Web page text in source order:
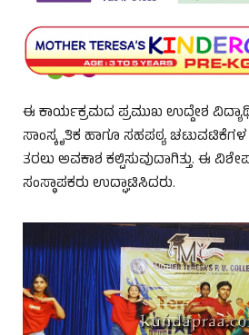
ಈ ಕಾರ್ಯಕ್ರಮದ ಪ್ರಮುಖ ಉದ್ದೇಶ
ಸಾಂಸ್ಕೃತಿಕ ಹಾಗೂ ಸಹಪಠ್ಯ
ತರಲು ಅವಕಾಶ ಕಲ್ಪಿಸುವುದಾಗಿತ್ತು. ಈ
ಸಂಸ್ಥಾಪಕರು ಉದ್ಘಾಟಿಸಿದರು.